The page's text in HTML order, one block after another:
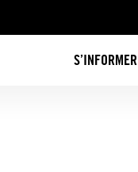
S’INFORMER